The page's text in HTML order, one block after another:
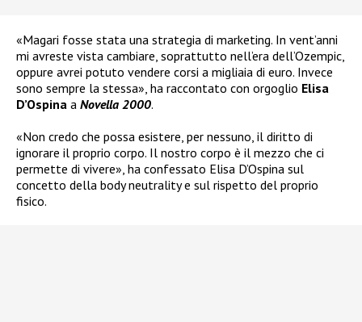
«Magari fosse stata una strategia di marketing. In vent’anni
mi avreste vista cambiare, soprattutto nell’era dell’Ozempic,
oppure avrei potuto vendere corsi a migliaia di euro. Invece
sono sempre la stessa», ha raccontato con orgoglio Elisa
D’Ospina a Novella 2000.
«Non credo che possa esistere, per nessuno, il diritto di
ignorare il proprio corpo. Il nostro corpo è il mezzo che ci
permette di vivere», ha confessato Elisa D’Ospina sul
concetto della body neutrality e sul rispetto del proprio
fisico.